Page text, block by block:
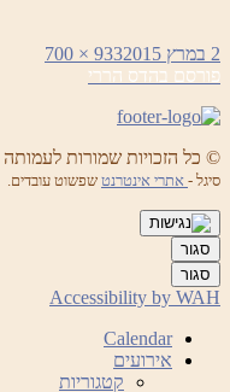
פורסם
בתאריך
2 במרץ 2015
מסך
מלא
933 × 700
ניווט
פורסם בהדס הררי
© כל הזכויות שמורות
סיגל - אתרי אינטרנט שפשוט עובדים.
סגור
סגור
Accessibility by WAH
Calendar
אירועים
קטגוריות